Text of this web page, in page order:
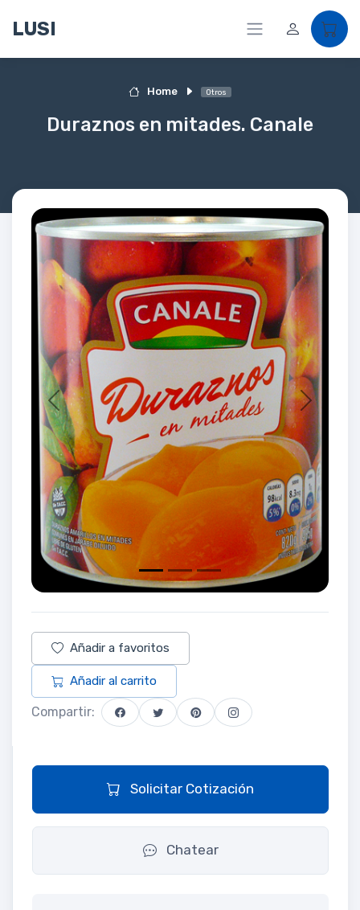
LUSI
Home Otros
Duraznos en mitades. Canale
Previous Next
Añadir a favoritos
Añadir al carrito
Compartir:
Solicitar Cotización
Chatear